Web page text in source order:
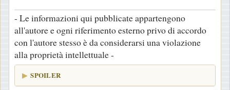
g
g
i
o
- Le informazioni qui pubblicate appartengono
all'autore e ogni riferimento esterno privo di accordo
con l'autore stesso è da considerarsi una violazione
alla proprietà intellettuale -
SPOILER